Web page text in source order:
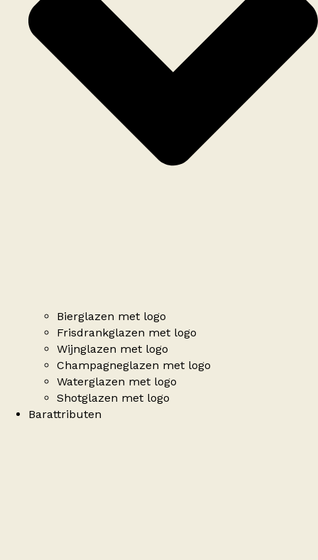
Bierglazen met logo
Frisdrankglazen met logo
Wijnglazen met logo
Champagneglazen met logo
Waterglazen met logo
Shotglazen met logo
Barattributen